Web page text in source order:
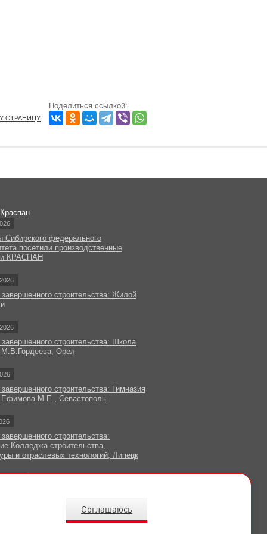
СТРАНИЦУ
Поделиться ссылкой:
Сибирского федерального
посетили производственные
КРАСПАН
строительства: Жилой
строительства: Школа
Орел
строительства: Гимназия
М.Е., Севастополь
строительства:
Колледжа строительства,
и отраслевых технологий, Липецк
Соглашаюсь